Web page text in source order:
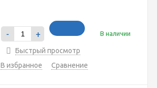
- + В наличии
Быстрый просмотр
В избранное
Сравнение